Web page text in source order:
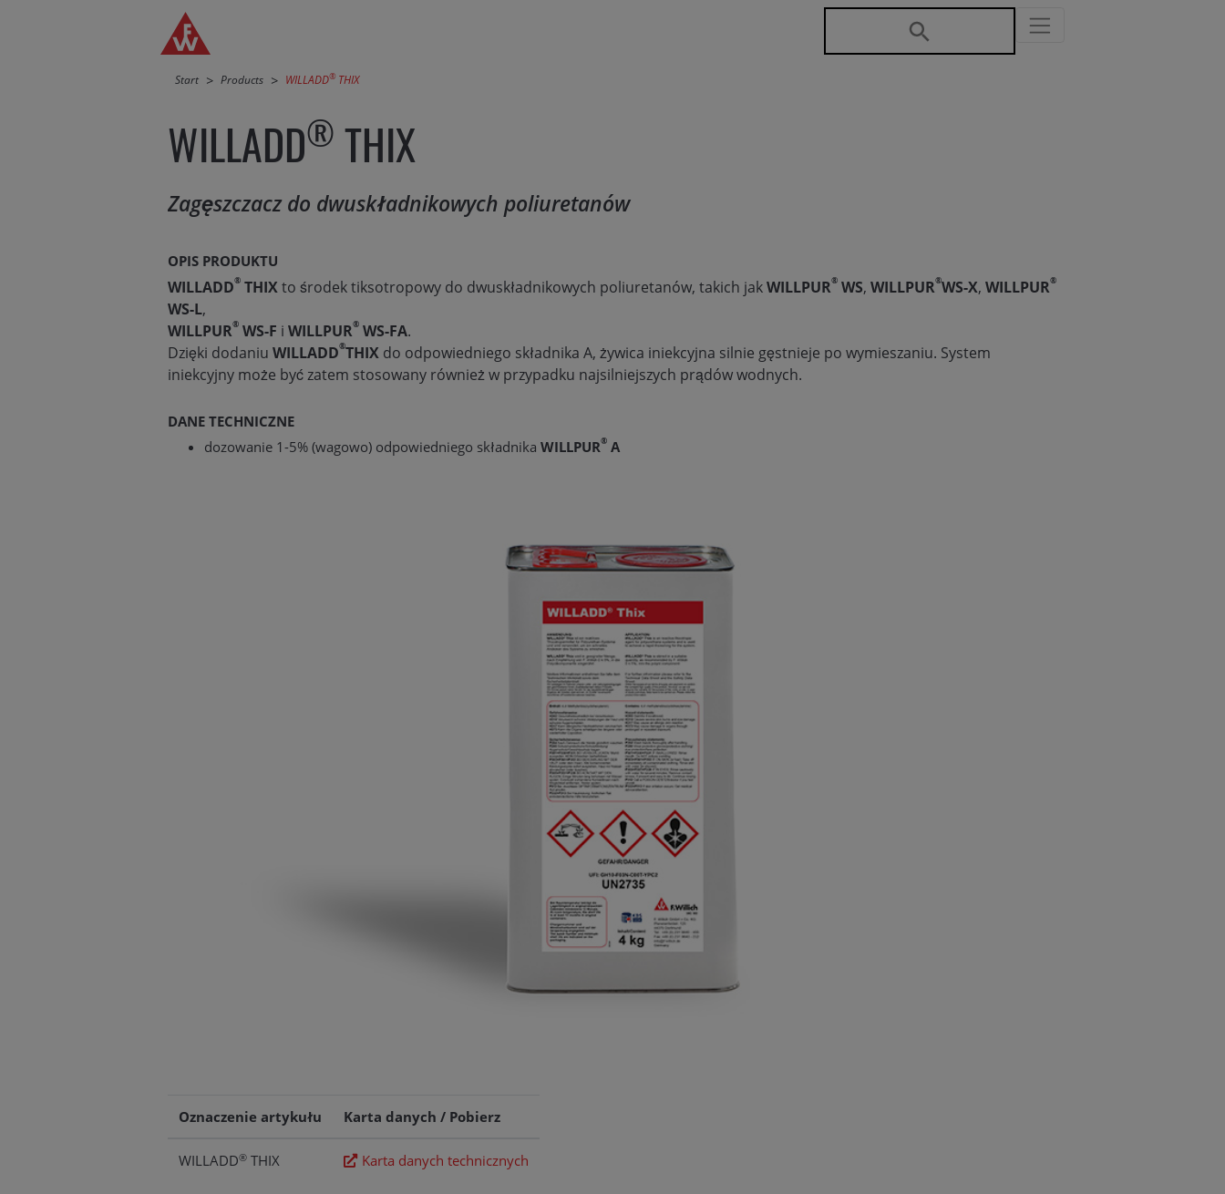
Przejdź do nawigacji głównejStart Products WILLADD® THIX
WILLADD® THIX
Zagęszczacz do dwuskładnikowych poliuretanów
OPIS PRODUKTU
WILLADD® THIXto środek tiksotropowy do dwuskładnikowych poliuretanów, takich jakWILLPUR® WS, WILLPUR®WS-X, WILLPUR®
WS-L,
WILLPUR® WS-F i WILLPUR® WS-FA.
Dzięki dodaniu WILLADD®THIX do odpowiedniego składnika A, żywica iniekcyjna silnie gęstnieje po wymieszaniu. System
iniekcyjny może być zatem stosowany również w przypadku najsilniejszych prądów wodnych.
DANE TECHNICZNE
dozowanie 1-5% (wagowo) odpowiedniego składnika WILLPUR® A
Oznaczenie artykułu Karta danych / Pobierz
WILLADD® THIX Karta danych technicznych